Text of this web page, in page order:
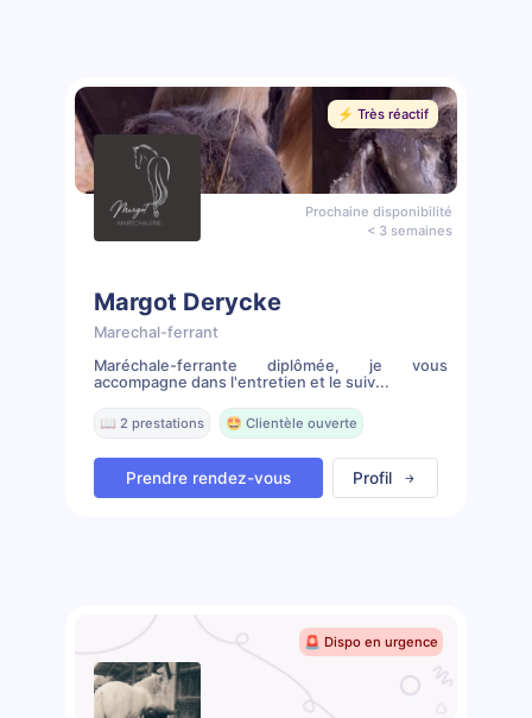
⚡️ Très réactif
Prochaine disponibilité
< 3 semaines
Margot Derycke
Marechal-ferrant
Maréchale-ferrante diplômée, je vous
accompagne dans l'entretien et le suiv...
📖 2 prestations 🤩 Clientèle ouverte
Prendre rendez-vous Profil
🚨 Dispo en urgence